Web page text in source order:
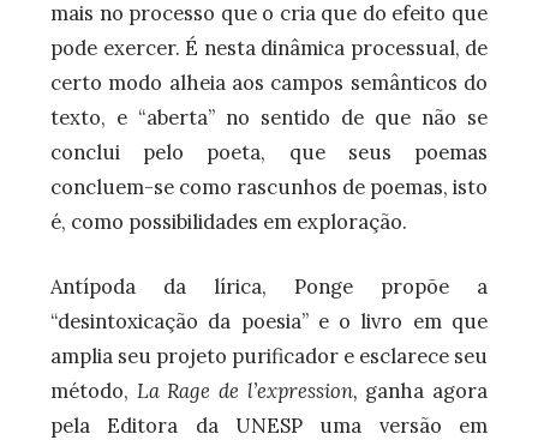
mais no processo que o cria que do efeito que
pode exercer. É nesta dinâmica processual, de
certo modo alheia aos campos semânticos do
texto, e “aberta” no sentido de que não se
conclui pelo poeta, que seus poemas
concluem-se como rascunhos de poemas, isto
é, como possibilidades em exploração.
Antípoda da lírica, Ponge propõe a
“desintoxicação da poesia” e o livro em que
amplia seu projeto purificador e esclarece seu
método, La Rage de l’expression, ganha agora
pela Editora da UNESP uma versão em